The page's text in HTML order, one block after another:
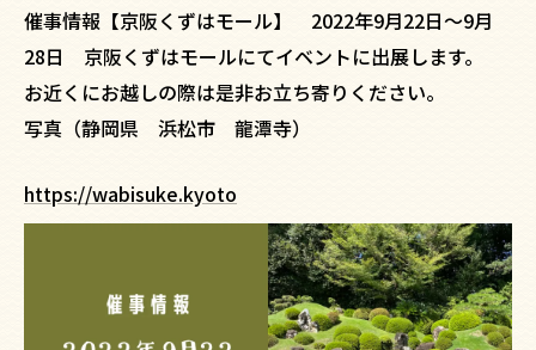
催事情報【京阪くずはモール】 2022年9月22日～9月
28日 京阪くずはモールにてイベントに出展します。
お近くにお越しの際は是非お立ち寄りください。
写真（静岡県 浜松市 龍潭寺）
https://wabisuke.kyoto